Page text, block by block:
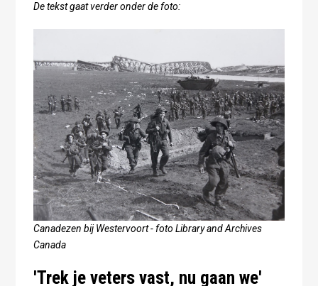
De tekst gaat verder onder de foto:
Canadezen bij Westervoort - foto Library and Archives
Canada
'Trek je veters vast, nu gaan we'